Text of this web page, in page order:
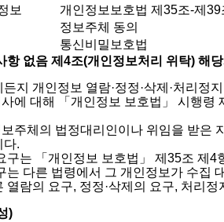
보
개인정보보호법 제35조-제39
정보주체 동의
통신비밀보호법
항 없음 제4조(개인정보처리 위탁) 해
지 개인정보 열람·정정·삭제·처리정
에 대해 「개인정보 보호법」 시행
주체의 법정대리인이나 위임을 받은
다.
구는 「개인정보 보호법」 제35조 제
는 다른 법령에서 그 개인정보가 수집
열람의 요구, 정정·삭제의 요구, 처리
)